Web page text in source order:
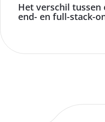
Het verschil tussen
end- en full-stack-